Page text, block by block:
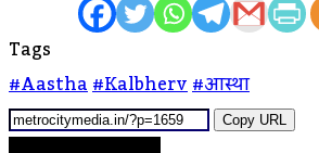
Tags
#aastha#kalbherv#आस्था
Copy URL